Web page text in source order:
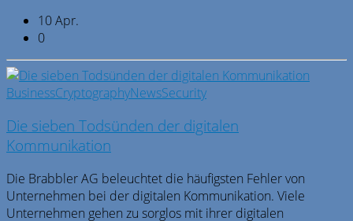
10 Apr.
0
BusinessCryptographyNewsSecurity
Die sieben Todsünden der digitalen
Kommunikation
Die Brabbler AG beleuchtet die häufigsten Fehler von
Unternehmen bei der digitalen Kommunikation. Viele
Unternehmen gehen zu sorglos mit ihrer digitalen